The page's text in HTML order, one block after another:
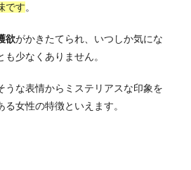
です。
欲がかきたてられ、いつしか気にな
少なくありません。
うな表情からミステリアスな印象を
女性の特徴といえます。